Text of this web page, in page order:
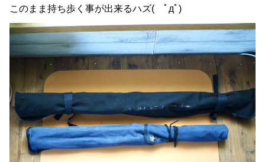
このまま持ち歩く事が出来るハズ( ﾟдﾟ)